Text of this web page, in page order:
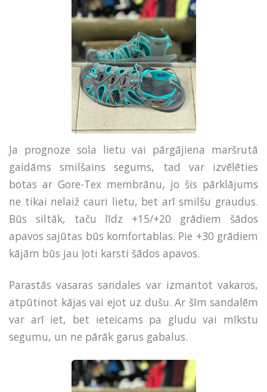
Ja prognoze sola lietu vai pārgājiena maršrutā
gaidāms smilšains segums, tad var izvēlēties
botas ar Gore-Tex membrānu, jo šis pārklājums
ne tikai nelaiž cauri lietu, bet arī smilšu graudus.
Būs siltāk, taču līdz +15/+20 grādiem šādos
apavos sajūtas būs komfortablas. Pie +30 grādiem
kājām būs jau ļoti karsti šādos apavos.
Parastās vasaras sandales var izmantot vakaros,
atpūtinot kājas vai ejot uz dušu. Ar šīm sandalēm
var arī iet, bet ieteicams pa gludu vai mīkstu
segumu, un ne pārāk garus gabalus.